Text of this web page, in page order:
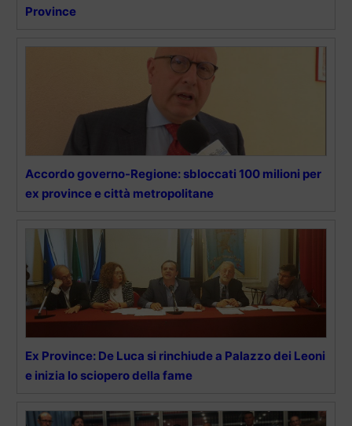
Province
Accordo governo-Regione: sbloccati 100 milioni per
ex province e città metropolitane
Ex Province: De Luca si rinchiude a Palazzo dei Leoni
e inizia lo sciopero della fame